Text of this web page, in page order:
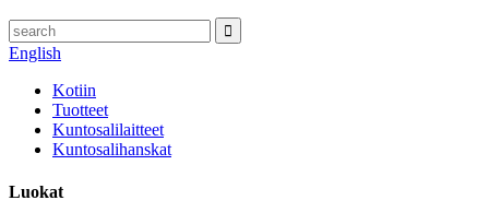
English
Kotiin
Tuotteet
Kuntosalilaitteet
Kuntosalihanskat
Luokat